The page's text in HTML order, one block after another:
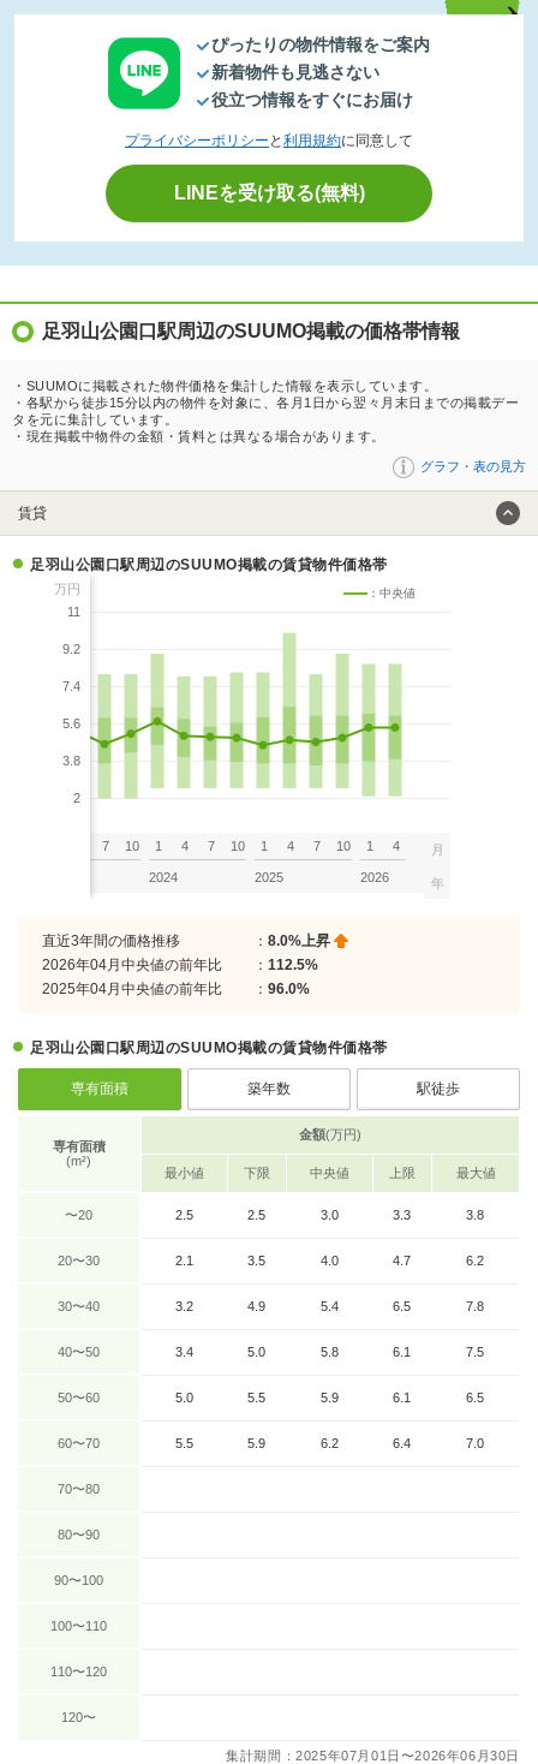
ぴったりの物件情報をご案内
新着物件も見逃さない
役立つ情報をすぐにお届け
プライバシーポリシー と 利用規約に同意して
LINEを受け取る(無料)
足羽山公園口駅周辺のSUUMO掲載の価格帯情報
・SUUMOに掲載された物件価格を集計した情報を表示しています。
・各駅から徒歩15分以内の物件を対象に、各月1日から翌々月末日までの掲載デー
タを元に集計しています。
・現在掲載中物件の金額・賃料とは異なる場合があります。
グラフ・表の見方
賃貸
足羽山公園口駅周辺のSUUMO掲載の賃貸物件価格帯
万円
11
9.2
7.4
5.6
3.8
2
：中央値
7 10 1 4 7 10
2024
1 4 7 10
2025
1 4
2026
月
年
直近3年間の価格推移 ： 8.0%上昇
2026年04月中央値の前年比
： 112.5%
2025年04月中央値の前年比
： 96.0%
足羽山公園口駅周辺のSUUMO掲載の賃貸物件価格帯
専有面積 築年数 駅徒歩
専有面積
(m²)
金額(万円)
最小値 下限 中央値 上限 最大値
〜20 2.5 2.5 3.0 3.3 3.8
20〜30 2.1 3.5 4.0 4.7 6.2
30〜40 3.2 4.9 5.4 6.5 7.8
40〜50 3.4 5.0 5.8 6.1 7.5
50〜60 5.0 5.5 5.9 6.1 6.5
60〜70 5.5 5.9 6.2 6.4 7.0
70〜80
80〜90
90〜100
100〜110
110〜120
120〜
集計期間：2025年07月01日〜2026年06月30日